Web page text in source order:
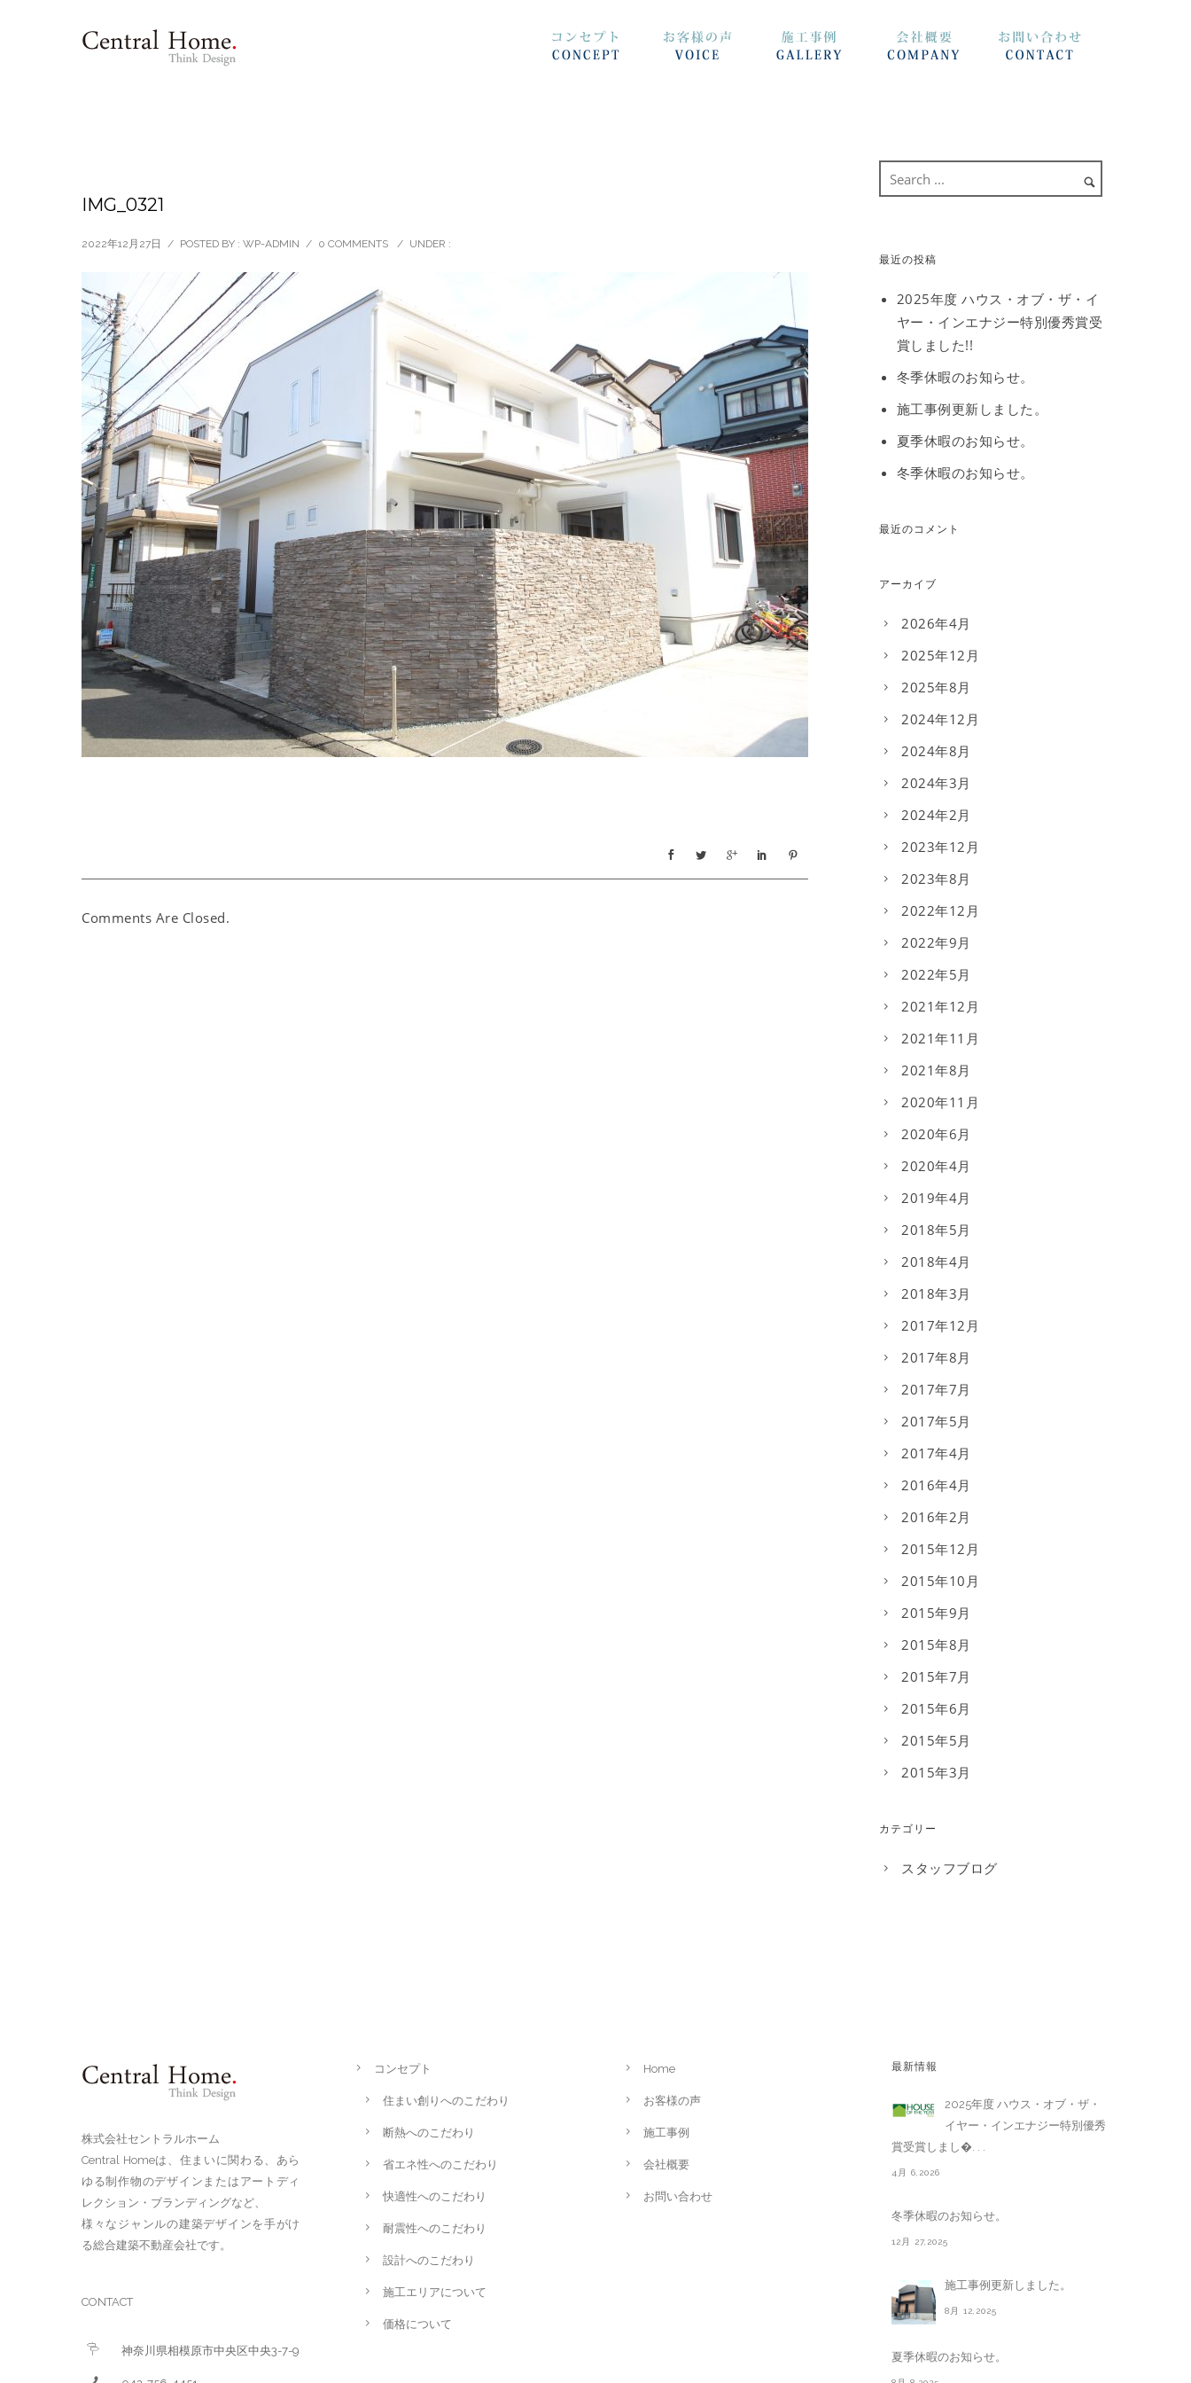
IMG_0321
2022年12月27日 / POSTED BY : WP-ADMIN / 0 COMMENTS / UNDER :
Comments Are Closed.
最近の投稿
2025年度 ハウス・オブ・ザ・イ
ヤー・インエナジー特別優秀賞受
賞しました!!
冬季休暇のお知らせ。
施工事例更新しました。
夏季休暇のお知らせ。
冬季休暇のお知らせ。
最近のコメント
アーカイブ
2026年4月
2025年12月
2025年8月
2024年12月
2024年8月
2024年3月
2024年2月
2023年12月
2023年8月
2022年12月
2022年9月
2022年5月
2021年12月
2021年11月
2021年8月
2020年11月
2020年6月
2020年4月
2019年4月
2018年5月
2018年4月
2018年3月
2017年12月
2017年8月
2017年7月
2017年5月
2017年4月
2016年4月
2016年2月
2015年12月
2015年10月
2015年9月
2015年8月
2015年7月
2015年6月
2015年5月
2015年3月
カテゴリー
スタッフブログ
株式会社セントラルホーム
Central Homeは、住まいに関わる、あら
ゆる制作物のデザインまたはアートディ
レクション・ブランディングなど、
様々なジャンルの建築デザインを手がけ
る総合建築不動産会社です。
CONTACT
神奈川県相模原市中央区中央3-7-9
コンセプト
住まい創りへのこだわり
断熱へのこだわり
省エネ性へのこだわり
快適性へのこだわり
耐震性へのこだわり
設計へのこだわり
施工エリアについて
価格について
Home
お客様の声
施工事例
会社概要
お問い合わせ
最新情報
2025年度 ハウス・オブ・ザ・
イヤー・インエナジー特別優秀
賞受賞しまし�. . .
4月 6,2026
冬季休暇のお知らせ。
12月 27,2025
施工事例更新しました。
8月 12,2025
夏季休暇のお知らせ。